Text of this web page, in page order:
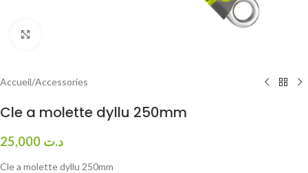
Accueil/Accessories
Cle a molette dyllu 250mm
د.ت
Cle a molette dyllu 250mm